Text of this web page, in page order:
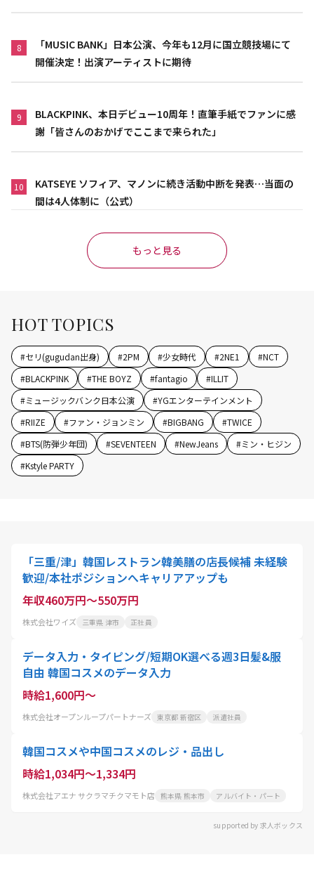
8
「MUSIC BANK」日本公演、今年も12月に国立競技場にて
開催決定！出演アーティストに期待
9
BLACKPINK、本日デビュー10周年！直筆手紙でファンに感
謝「皆さんのおかげでここまで来られた」
10
KATSEYE ソフィア、マノンに続き活動中断を発表…当面の
間は4人体制に（公式）
もっと見る
HOT TOPICS
#セリ(gugudan出身) #2PM #少女時代 #2NE1 #NCT
#BLACKPINK #THE BOYZ #fantagio #ILLIT
#ミュージックバンク日本公演 #YGエンターテインメント
#RIIZE #ファン・ジョンミン #BIGBANG #TWICE
#BTS(防弾少年団) #SEVENTEEN #NewJeans #ミン・ヒジン
#Kstyle PARTY
「三重/津」韓国レストラン韓美膳の店長候補 未経験
歓迎/本社ポジションへキャリアアップも
年収460万円～550万円
株式会社ワイズ 三重県 津市 正社員
データ入力・タイピング/短期OK選べる週3日髪&服
自由 韓国コスメのデータ入力
時給1,600円～
株式会社オープンループパートナーズ 東京都 新宿区 派遣社員
韓国コスメや中国コスメのレジ・品出し
時給1,034円～1,334円
株式会社アエナ サクラマチクマモト店 熊本県 熊本市 アルバイト・パート
supported by 求人ボックス